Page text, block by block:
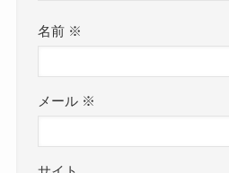
名前 ※
メール ※